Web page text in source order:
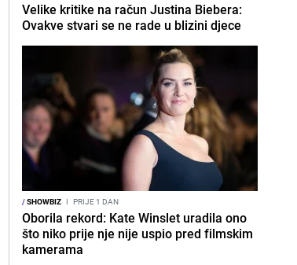
Velike kritike na račun Justina Biebera:
Ovakve stvari se ne rade u blizini djece
/SHOWBIZ I PRIJE 1 DAN
Oborila rekord: Kate Winslet uradila ono
što niko prije nje nije uspio pred filmskim
kamerama